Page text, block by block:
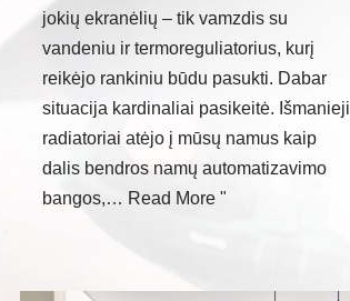
jokių ekranėlių – tik vamzdis su
vandeniu ir termoreguliatorius, kurį
reikėjo rankiniu būdu pasukti. Dabar
situacija kardinaliai pasikeitė. Išmanieji
radiatoriai atėjo į mūsų namus kaip
dalis bendros namų automatizavimo
bangos,… Read More "